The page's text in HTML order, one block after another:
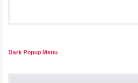
Dark Popup Menu